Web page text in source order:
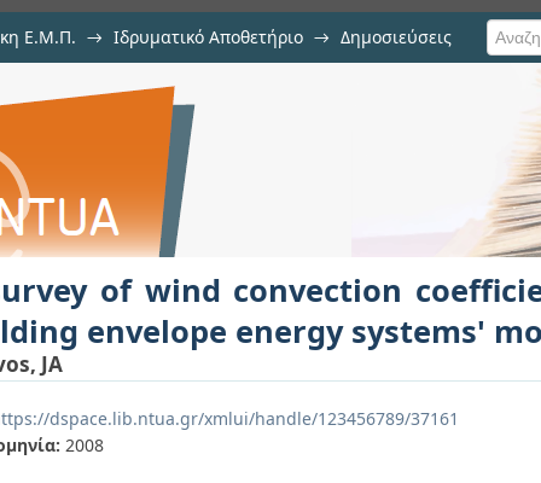
Ε.Μ.Π. → Ιδρυματικό Αποθετήριο → Δημοσιεύσεις
coefficient correlations
of wind convection
envelope energy systems'
JA
dspace.lib.ntua.gr/xmlui/handle/123456789/37161
2008